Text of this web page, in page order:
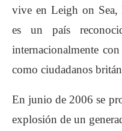
vive en Leigh on Sea,
es un país
internacionalmente
como ciudadanos
En junio de 2006 se
explosión de un